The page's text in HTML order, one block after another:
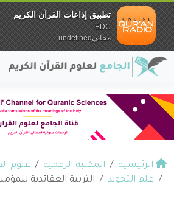
الرئيسية المكتبة الرقمية
علوم
علم التجويد
التربية العقائدية
تطبيق إذاعات القرآن الكريم
EDC
مجانيundefined